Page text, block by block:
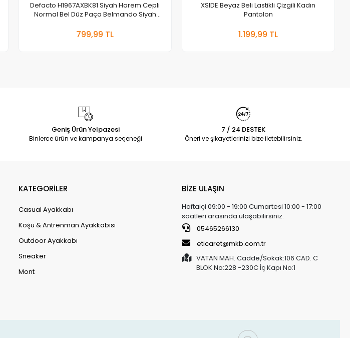
Defacto H1967AXBK81 Siyah Harem Cepli
Normal Bel Düz Paça Belmando Siyah
799,99 TL
XSIDE Beyaz Beli Lastikli Çizgili Kadın
Pantolon
1.199,99 TL
Geniş Ürün Yelpazesi
Binlerce ürün ve kampanya seçeneği
7 / 24 DESTEK
Öneri ve şikayetlerinizi bize iletebilirsiniz.
KATEGORİLER
Casual Ayakkabı
Koşu & Antrenman Ayakkabısı
Outdoor Ayakkabı
Sneaker
Mont
BİZE ULAŞIN
Haftaiçi 09:00 - 19:00 Cumartesi 10:00 - 17:00
saatleri arasında ulaşabilirsiniz.
05465266130
eticaret@mkb.com.tr
VATAN MAH. Cadde/Sokak:106 CAD. C
BLOK No:228 -230C İç Kapı No:1